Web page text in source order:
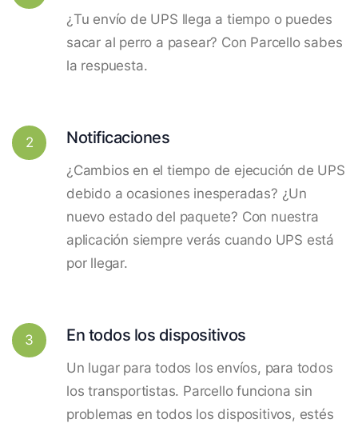
¿Tu envío de UPS llega a tiempo o puedes
sacar al perro a pasear? Con Parcello sabes
la respuesta.
2 Notificaciones
¿Cambios en el tiempo de ejecución de UPS
debido a ocasiones inesperadas? ¿Un
nuevo estado del paquete? Con nuestra
aplicación siempre verás cuando UPS está
por llegar.
3 En todos los dispositivos
Un lugar para todos los envíos, para todos
los transportistas. Parcello funciona sin
problemas en todos los dispositivos, estés